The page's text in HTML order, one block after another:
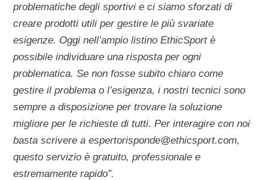
problematiche degli sportivi e ci siamo sforzati di
creare prodotti utili per gestire le più svariate
esigenze. Oggi nell’ampio listino EthicSport è
possibile individuare una risposta per ogni
problematica. Se non fosse subito chiaro come
gestire il problema o l’esigenza, i nostri tecnici sono
sempre a disposizione per trovare la soluzione
migliore per le richieste di tutti. Per interagire con noi
basta scrivere a espertorisponde@ethicsport.com,
questo servizio è gratuito, professionale e
estremamente rapido”.